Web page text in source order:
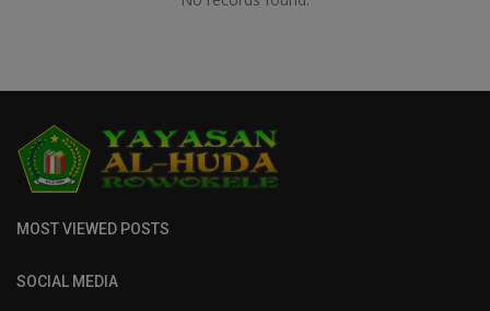
MOST VIEWED POSTS
SOCIAL MEDIA